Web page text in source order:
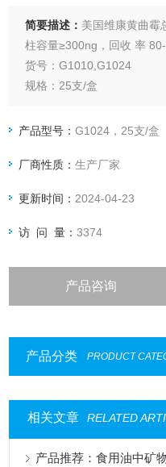
简要描述： 美国维康黄曲霉
柱容量≥300ng，回收 率
货号：G1010,G1024
规格：25支/盒
产品型号：G1024，25支/盒
厂商性质：生产厂家
更新时间： 2024-04-23
访 问 量：3374
产品咨询
产品分类 PRODUCT
相关文章 RELATED
产品推荐：食用油中矿